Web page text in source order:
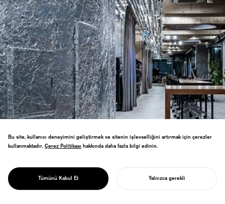
PROJECT
REGENE OFFICE
mekansal tasarımda Hong Kong GLOBAL
DESIGN AWARD Grand Prix'sini kazandı.
Bu site, kullanıcı deneyimini geliştirmek ve sitenin işlevselliğini artırmak için çerezler
kullanmaktadır. Çerez Politikası
Çerez Politikası hakkında daha fazla bilgi edinin.
Tümünü Kabul Et Yalnızca gerekli